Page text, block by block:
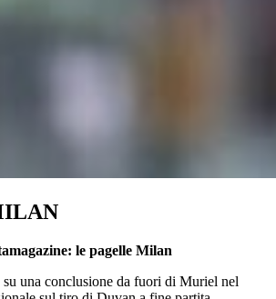
le pagelle Milan
una conclusione da fuori di Muriel nel